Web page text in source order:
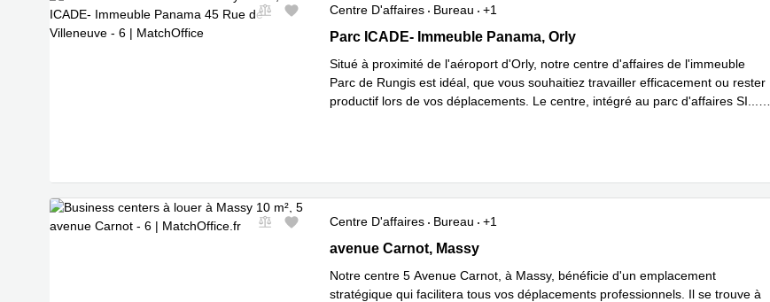
Centre D'affaires Bureau
+1
Parc ICADE- Immeuble Panama 45 Rue de Villeneuve, Orly
Parc ICADE- Immeuble Panama, Orly
Situé à proximité de l'aéroport d'Orly, notre centre d'affaires de l'immeuble
Parc de Rungis est idéal, que vous souhaitiez travailler efficacement ou rester
productif lors de vos déplacements. Le centre, intégré au parc d'affaires SI
Centre D'affaires Bureau
+1
5 avenue Carnot, Massy
avenue Carnot, Massy
Notre centre 5 Avenue Carnot, à Massy, bénéficie d'un emplacement
stratégique qui facilitera tous vos déplacements professionnels. Il se trouve à